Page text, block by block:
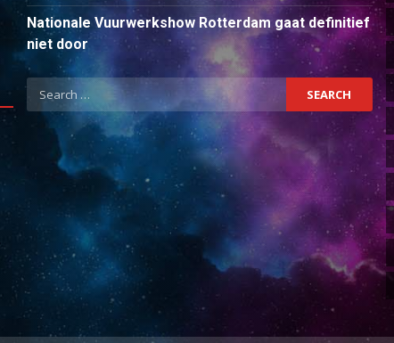
Nationale Vuurwerkshow Rotterdam gaat definitief
niet door
Search
for: